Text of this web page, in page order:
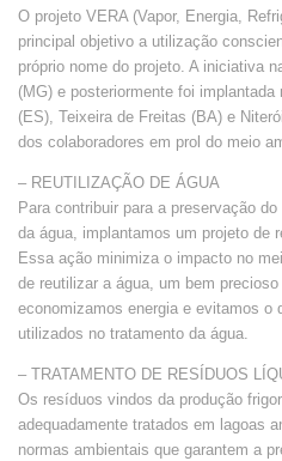
O projeto VERA (Vapor, Energia,
principal objetivo a utilização
próprio nome do projeto. A iniciativa
(MG) e posteriormente foi
(ES), Teixeira de Freitas (BA) e
dos colaboradores em prol do meio
– REUTILIZAÇÃO DE ÁGUA
Para contribuir para a preservação
da água, implantamos um projeto de
Essa ação minimiza o impacto no
de reutilizar a água, um bem
economizamos energia e evitamos o
utilizados no tratamento da água.
– TRATAMENTO DE RESÍDUOS
Os resíduos vindos da produção
adequadamente tratados em lagoas
normas ambientais que garantem a